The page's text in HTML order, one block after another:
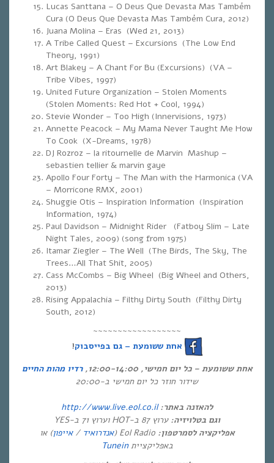
Lucas Santtana – O Deus Que Devasta Mas Também
Cura (O Deus Que Devasta Mas Também Cura, 2012)
Juana Molina – Eras (Wed 21, 2013)
A Tribe Called Quest – Excursions (The Low End
Theory, 1991)
Art Blakey – A Chant For Bu (Excursions) (VA –
Tribe Vibes, 1997)
United Future Organization – Stolen Moments
(Stolen Moments: Red Hot + Cool, 1994)
Stevie Wonder – Too High (Innervisions, 1973)
Annette Peacock – My Mama Never Taught Me How
To Cook (X-Dreams, 1978)
DJ Rozroz – la ritournelle de Marvin Mashup –
sebastien tellier & marvin gaye
Apollo Four Forty – The Man with the Harmonica (VA
– Morricone RMX, 2001)
Shuggie Otis – Inspiration Information (Inspiration
Information, 1974)
Paul Davidson – Midnight Rider (Fatboy Slim – Late
Night Tales, 2009) (song from 1975)
Itamar Ziegler – The Well (The Birds, The Sky, The
Trees…All That Shit, 2005)
Cass McCombs – Big Wheel (Big Wheel and Others,
2013)
Rising Appalachia – Filthy Dirty South (Filthy Dirty
South, 2012)
~~~~~~~~~~~~~~~~~~
אחת ששומעת – גם בפייסבוק!
אחת ששומעת – כל יום חמישי, 12:00-14:00,
רדיו מהות החיים
שידור חוזר כל יום חמישי ב-20:00
להאזנה באתר: http://www.live.eol.co.il
וגם בטלויזיה: ערוץ 87 ב-HOT וערוץ 71 ב-YES
אפליקציה לסמרטפון: Eol Radio ( אנדרואיד /אייפון) או
באפליקצייתTunein